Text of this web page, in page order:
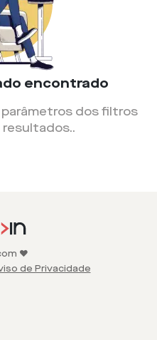
encontrado
dos filtros
resultados..
❤️
de Privacidade